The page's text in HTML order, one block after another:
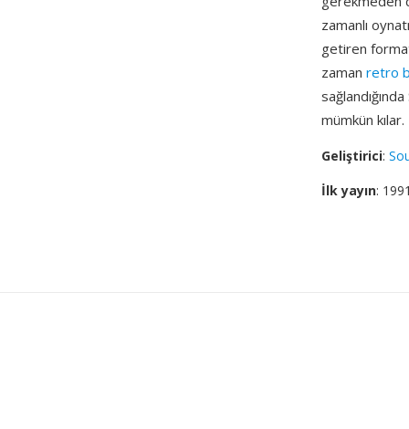
zamanlı
getiren
zaman retro
mümkün kılar.
Geliştirici:
İlk yayın: 1991